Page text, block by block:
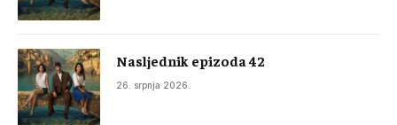
Nasljednik epizoda 42
26. srpnja 2026.